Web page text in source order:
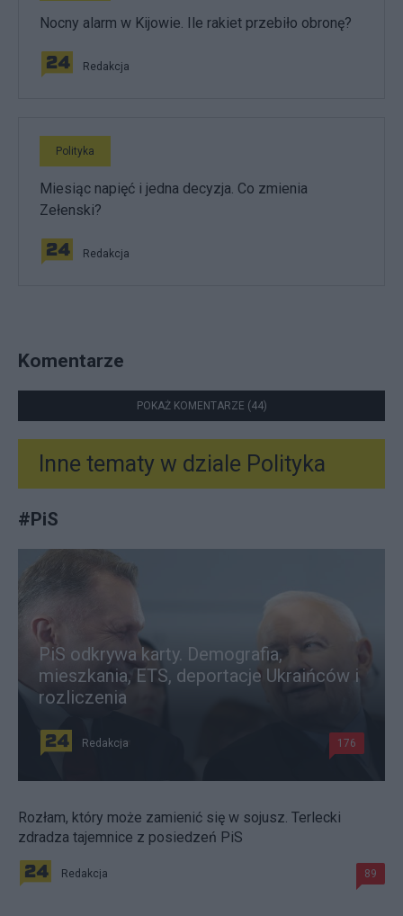
Nocny alarm w Kijowie. Ile rakiet przebiło obronę?
Redakcja
Polityka
Miesiąc napięć i jedna decyzja. Co zmienia
Zełenski?
Redakcja
Komentarze
POKAŻ KOMENTARZE (44)
Inne tematy w dziale Polityka
#PiS
PiS odkrywa karty. Demografia,
mieszkania, ETS, deportacje Ukraińców i
rozliczenia
Redakcja 176
Rozłam, który może zamienić się w sojusz. Terlecki
zdradza tajemnice z posiedzeń PiS
Redakcja 89